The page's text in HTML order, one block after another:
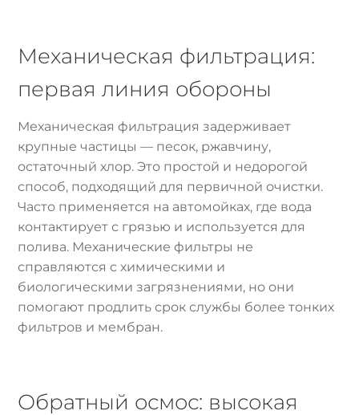
Механическая фильтрация:
первая линия обороны
Механическая фильтрация задерживает
крупные частицы — песок, ржавчину,
остаточный хлор. Это простой и недорогой
способ, подходящий для первичной очистки.
Часто применяется на автомойках, где вода
контактирует с грязью и используется для
полива. Механические фильтры не
справляются с химическими и
биологическими загрязнениями, но они
помогают продлить срок службы более тонких
фильтров и мембран.
Обратный осмос: высокая